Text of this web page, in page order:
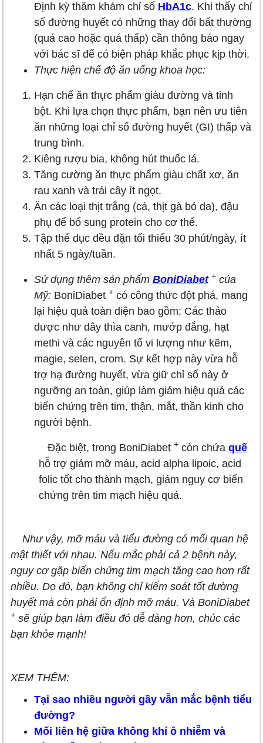
Định kỳ thăm khám chỉ số HbA1c. Khi thấy chỉ
số đường huyết có những thay đổi bất thường
(quá cao hoặc quá thấp) cần thông báo ngay
với bác sĩ để có biện pháp khắc phục kịp thời.
Thực hiện chế độ ăn uống khoa học:
Hạn chế ăn thực phẩm giàu đường và tinh
bột. Khi lựa chọn thực phẩm, bạn nên ưu tiên
ăn những loại chỉ số đường huyết (GI) thấp và
trung bình.
Kiêng rượu bia, không hút thuốc lá.
Tăng cường ăn thực phẩm giàu chất xơ, ăn
rau xanh và trái cây ít ngọt.
Ăn các loại thịt trắng (cá, thịt gà bỏ da), đậu
phụ để bổ sung protein cho cơ thể.
Tập thể dục đều đặn tối thiểu 30 phút/ngày, ít
nhất 5 ngày/tuần.
Sử dụng thêm sản phẩm BoniDiabet + của
Mỹ: BoniDiabet + có công thức đột phá, mang
lại hiệu quả toàn diện bao gồm: Các thảo
dược như dây thìa canh, mướp đắng, hạt
methi và các nguyên tố vi lượng như kẽm,
magie, selen, crom. Sự kết hợp này vừa hỗ
trợ hạ đường huyết, vừa giữ chỉ số này ở
ngưỡng an toàn, giúp làm giảm hiệu quả các
biến chứng trên tim, thận, mắt, thần kinh cho
người bệnh.
Đặc biệt, trong BoniDiabet + còn chứa quế
hỗ trợ giảm mỡ máu, acid alpha lipoic, acid
folic tốt cho thành mạch, giảm nguy cơ biến
chứng trên tim mạch hiệu quả.
Như vậy, mỡ máu và tiểu đường có mối quan hệ
mật thiết với nhau. Nếu mắc phải cả 2 bệnh này,
nguy cơ gặp biến chứng tim mạch tăng cao hơn rất
nhiều. Do đó, bạn không chỉ kiểm soát tốt đường
huyết mà còn phải ổn định mỡ máu. Và BoniDiabet
+ sẽ giúp bạn làm điều đó dễ dàng hơn, chúc các
bạn khỏe mạnh!
XEM THÊM:
Tại sao nhiều người gầy vẫn mắc bệnh tiểu
đường?
Mối liên hệ giữa không khí ô nhiễm và